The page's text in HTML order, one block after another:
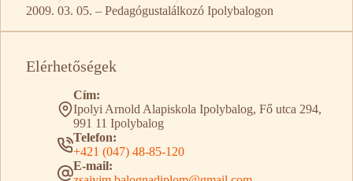
Kezdőlap
2009. 03. 05. – Pedagógustalálkozó Ipolybalogon
Elérhetőségek
Cím:
Ipolyi Arnold Alapiskola Ipolybalog, Fő utca 294,
991 11 Ipolybalog
Telefon:
+421 (047) 48-85-120
E-mail: